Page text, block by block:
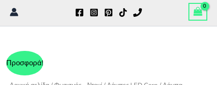
Προσφορά!